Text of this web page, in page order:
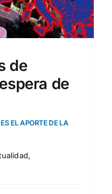
de
de
EL APORTE DE LA
,